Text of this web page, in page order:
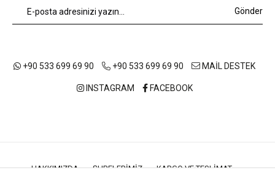
Gönder
+90 533 699 69 90 +90 533 699 69 90 MAİL DESTEK
INSTAGRAM FACEBOOK
HAKKIMIZDA ŞUBELERIMIZ
KARGO VE TESLIMAT